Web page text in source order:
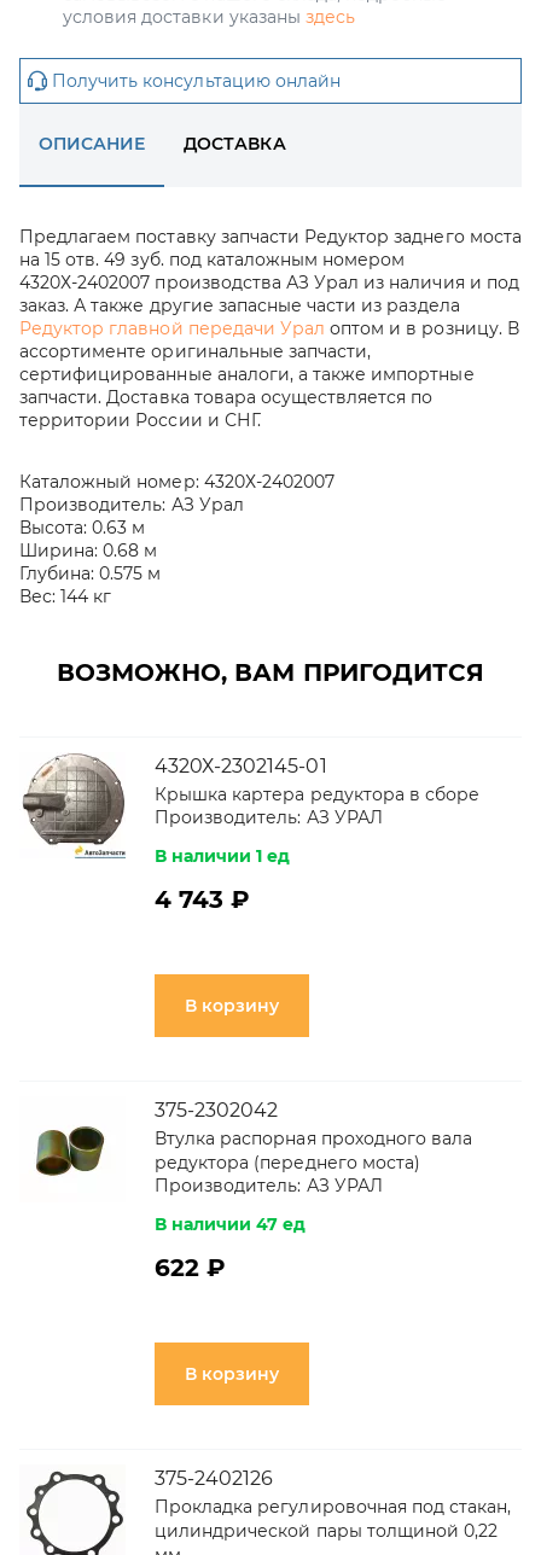
условия доставки указаны здесь
Получить консультацию онлайн
ОПИСАНИЕ ДОСТАВКА
Предлагаем поставку запчасти Редуктор заднего моста
на 15 отв. 49 зуб. под каталожным номером
4320Х-2402007 производства АЗ Урал из наличия и под
заказ. А также другие запасные части из раздела
Редуктор главной передачи Урал оптом и в розницу. В
ассортименте оригинальные запчасти,
сертифицированные аналоги, а также импортные
запчасти. Доставка товара осуществляется по
территории России и СНГ.
Каталожный номер: 4320Х-2402007
Производитель: АЗ Урал
Высота: 0.63 м
Ширина: 0.68 м
Глубина: 0.575 м
Вес: 144 кг
ВОЗМОЖНО, ВАМ ПРИГОДИТСЯ
4320Х-2302145-01
Крышка картера редуктора в сборе
Производитель: АЗ УРАЛ
В наличии 1 ед
4 743 ₽
В корзину
375-2302042
Втулка распорная проходного вала
редуктора (переднего моста)
Производитель: АЗ УРАЛ
В наличии 47 ед
622 ₽
В корзину
375-2402126
Прокладка регулировочная под стакан,
цилиндрической пары толщиной 0,22